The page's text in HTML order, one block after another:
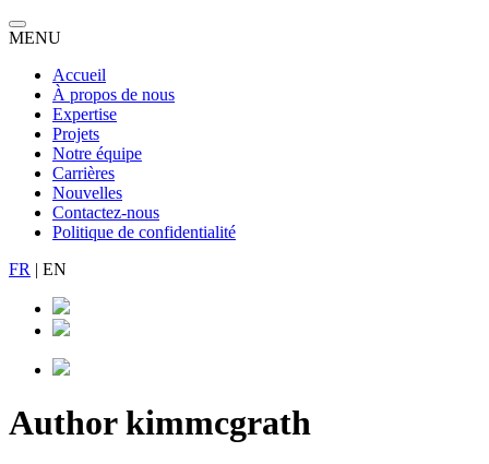
MENU
Accueil
À propos de nous
Expertise
Projets
Notre équipe
Carrières
Nouvelles
Contactez-nous
Politique de confidentialité
FR | EN
Authorkimmcgrath